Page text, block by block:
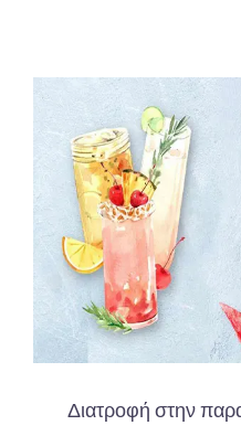
Διατροφή στην